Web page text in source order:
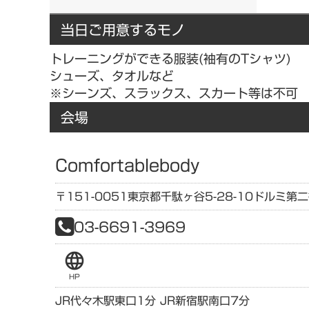
当日ご用意するモノ
トレーニングができる服装(袖有のTシャツ)
シューズ、タオルなど
※シーンズ、スラックス、スカート等は不可
会場
Comfortablebody
〒151-0051東京都千駄ヶ谷5-28-10ドルミ第
03-6691-3969
language
HP
JR代々木駅東口1分 JR新宿駅南口7分